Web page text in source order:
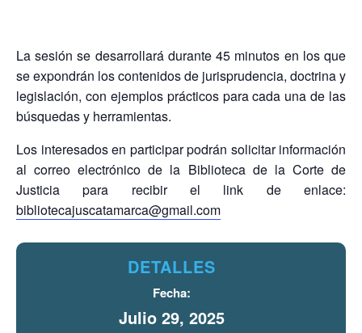
La sesión se desarrollará durante 45 minutos en los que
se expondrán los contenidos de jurisprudencia, doctrina y
legislación, con ejemplos prácticos para cada una de las
búsquedas y herramientas.
Los interesados en participar podrán solicitar información
al correo electrónico de la Biblioteca de la Corte de
Justicia para recibir el link de enlace:
bibliotecajuscatamarca@gmail.com
DETALLES
Fecha:
Julio 29, 2025